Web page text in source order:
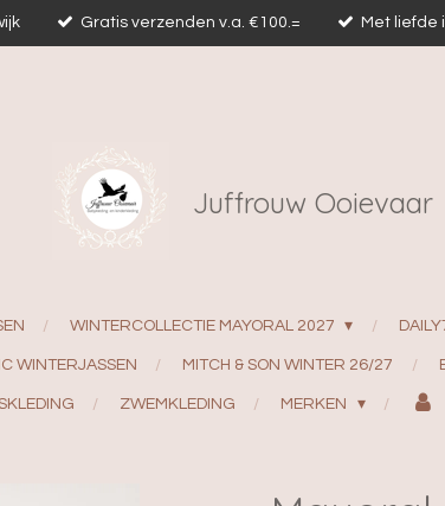
Gratis verzenden v.a. €100.= Met liefde
Juffrouw Ooievaar
WINTERCOLLECTIE MAYORAL 2027
WINTERJASSEN MITCH & SON WINTER 26/27
ZWEMKLEDING MERKEN